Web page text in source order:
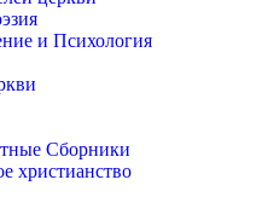
и Психология
Сборники
христианство